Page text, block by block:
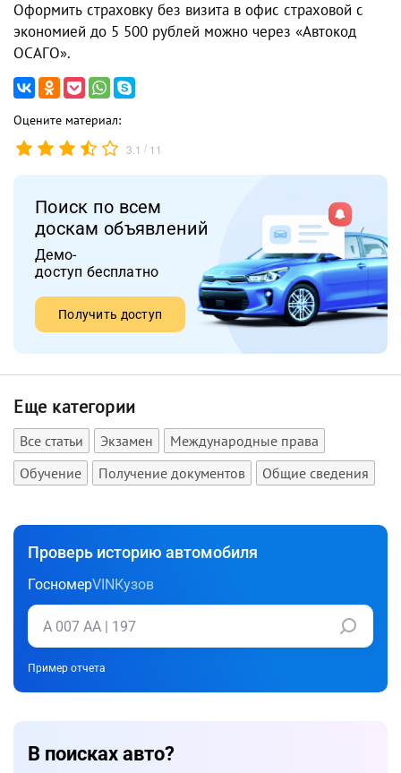
Оформить страховку без визита в офис страховой с
экономией до 5 500 рублей можно через «Автокод
ОСАГО».
Оцените материал:
3.1 / 11
Поиск по всем
доскам объявлений
Демо-
доступ бесплатно
Получить доступ
Еще категории
Все статьи Экзамен
Международные права
Обучение
Получение документов Общие сведения
Проверь историю автомобиля
ГосномерVINКузов
Пример отчета
В поисках авто?